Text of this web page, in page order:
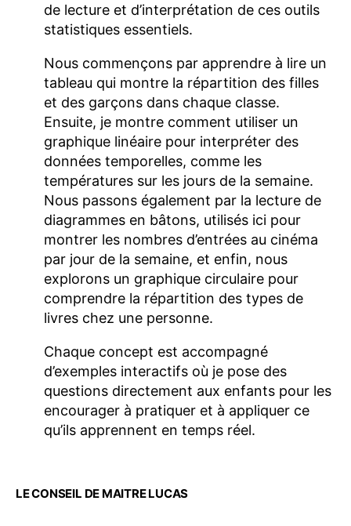
de lecture et d’interprétation de ces outils
statistiques essentiels.
Nous commençons par apprendre à lire un
tableau qui montre la répartition des filles
et des garçons dans chaque classe.
Ensuite, je montre comment utiliser un
graphique linéaire pour interpréter des
données temporelles, comme les
températures sur les jours de la semaine.
Nous passons également par la lecture de
diagrammes en bâtons, utilisés ici pour
montrer les nombres d’entrées au cinéma
par jour de la semaine, et enfin, nous
explorons un graphique circulaire pour
comprendre la répartition des types de
livres chez une personne.
Chaque concept est accompagné
d’exemples interactifs où je pose des
questions directement aux enfants pour les
encourager à pratiquer et à appliquer ce
qu’ils apprennent en temps réel.
LE CONSEIL DE MAITRE LUCAS